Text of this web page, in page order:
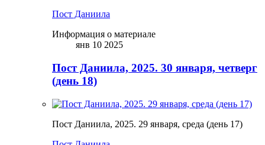
Пост Даниила
Информация о материале
янв 10 2025
Пост Даниила, 2025. 30 января, четверг
(день 18)
Пост Даниила, 2025. 29 января, среда (день 17)